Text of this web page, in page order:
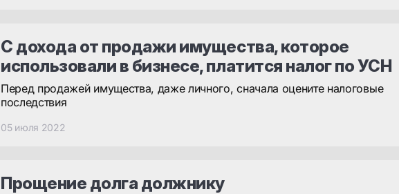
С дохода от продажи имущества, которое
использовали в бизнесе, платится налог по УСН
Перед продажей имущества, даже личного, сначала оцените налоговые
последствия
05 июля 2022
Прощение долга должнику